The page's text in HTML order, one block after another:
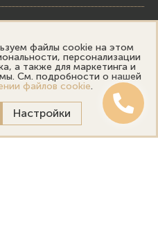
файлы cookie на этом
персонализации
а также для маркетинга и
См. подробности о нашей
файлов cookie.
Настройки